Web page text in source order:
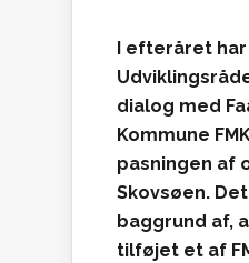
I efteråret har
dialog med
Kommune
pasningen af
Skovsøen.
baggrund af,
tilføjet et af